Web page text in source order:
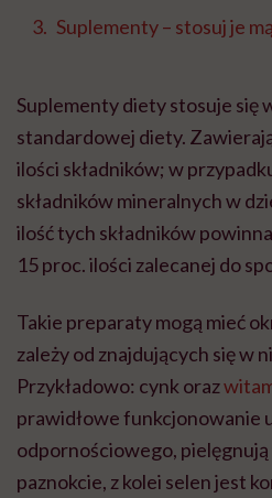
Suplementy – stosuj je
Suplementy diety stosuje się
standardowej diety.
ilości składników; w
składników mineralnych w
ilość tych składników
15 proc. ilości zalecanej do
Takie preparaty mogą mieć
zależy od znajdujących się w
Przykładowo: cynk oraz
prawidłowe funkcjonowanie
odpornościowego, pielęgnują
paznokcie, z kolei selen jest